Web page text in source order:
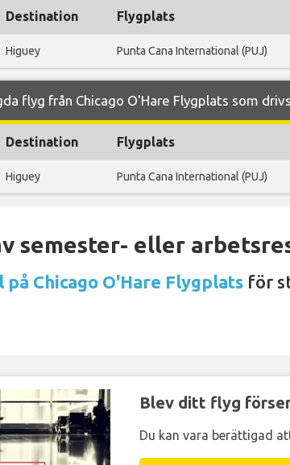
Destination Flygplats
Higuey Punta Cana International (PUJ)
flyg från Chicago O'Hare Flygplats som
Destination Flygplats
Higuey Punta Cana International (PUJ)
semester- eller
på Chicago O'Hare Flygplats för
Blev ditt flyg
Du kan vara berättigad